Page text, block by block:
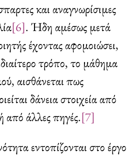
και αναγνωρίσιμες
[6]. Ήδη αμέσως μετά
έχοντας αφομοιώσει,
τρόπο, το μάθημα
αισθάνεται πως
δάνεια στοιχεία από
από άλλες πηγές.[7]
εντοπίζονται στο έργο